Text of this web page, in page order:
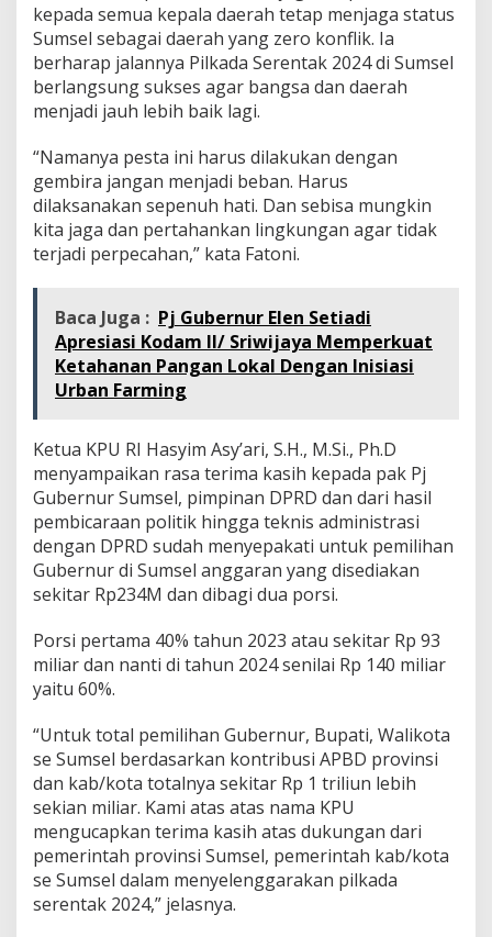
kepada semua kepala daerah tetap menjaga status
Sumsel sebagai daerah yang zero konflik. Ia
berharap jalannya Pilkada Serentak 2024 di Sumsel
berlangsung sukses agar bangsa dan daerah
menjadi jauh lebih baik lagi.
“Namanya pesta ini harus dilakukan dengan
gembira jangan menjadi beban. Harus
dilaksanakan sepenuh hati. Dan sebisa mungkin
kita jaga dan pertahankan lingkungan agar tidak
terjadi perpecahan,” kata Fatoni.
Baca Juga : Pj Gubernur Elen Setiadi
Apresiasi Kodam II/ Sriwijaya Memperkuat
Ketahanan Pangan Lokal Dengan Inisiasi
Urban Farming
Ketua KPU RI Hasyim Asy’ari, S.H., M.Si., Ph.D
menyampaikan rasa terima kasih kepada pak Pj
Gubernur Sumsel, pimpinan DPRD dan dari hasil
pembicaraan politik hingga teknis administrasi
dengan DPRD sudah menyepakati untuk pemilihan
Gubernur di Sumsel anggaran yang disediakan
sekitar Rp234M dan dibagi dua porsi.
Porsi pertama 40% tahun 2023 atau sekitar Rp 93
miliar dan nanti di tahun 2024 senilai Rp 140 miliar
yaitu 60%.
“Untuk total pemilihan Gubernur, Bupati, Walikota
se Sumsel berdasarkan kontribusi APBD provinsi
dan kab/kota totalnya sekitar Rp 1 triliun lebih
sekian miliar. Kami atas atas nama KPU
mengucapkan terima kasih atas dukungan dari
pemerintah provinsi Sumsel, pemerintah kab/kota
se Sumsel dalam menyelenggarakan pilkada
serentak 2024,” jelasnya.